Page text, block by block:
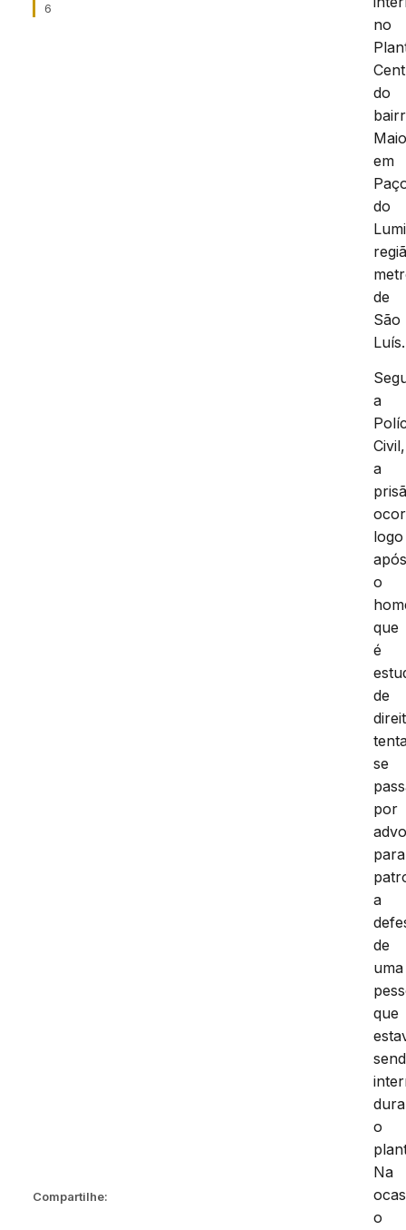
6
Compartilhe:
no
do
em
do
de
São
Luís.
a
Civil,
a
logo
o
que
é
de
se
por
para
a
de
uma
que
o
Na
o